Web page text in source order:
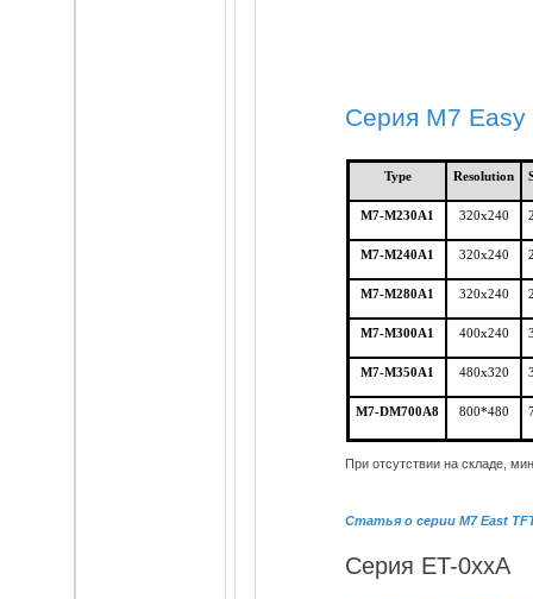
Cерия M7
Type Resolution
M7-M230A1 320x240
M7-M240A1 320x240
M7-M280A1 320x240
M7-M300A1 400x240
M7-M350A1 480x320
M7-DM700A8 800*480
При отсутствии на складе,
Статья о серии М7 East
Серия ET-0xxA